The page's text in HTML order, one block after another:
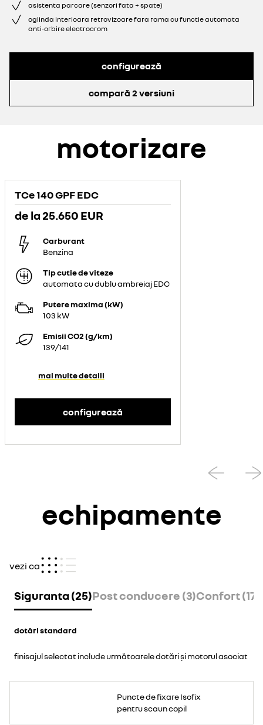
asistenta parcare (senzori fata + spate)
oglinda interioara retrovizoare fara rama cu functie automata
anti-orbire electrocrom
configurează
compară 2 versiuni
motorizare
TCe 140 GPF EDC
de la25.650 EUR
Carburant
Benzina
Tip cutie de viteze
automata cu dublu ambreiaj EDC
Putere maxima (kW)
103 kW
Emisii CO2 (g/km)
139/141
mai multe detalii
configurează
echipamente
vezi ca
Siguranta (25)Post conducere (3)Confort (17)
dotări standard
finisajul selectat include următoarele dotări și motorul asociat
Puncte de fixare Isofix
pentru scaun copil